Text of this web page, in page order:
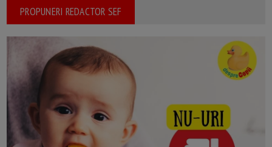
PROPUNERI REDACTOR SEF